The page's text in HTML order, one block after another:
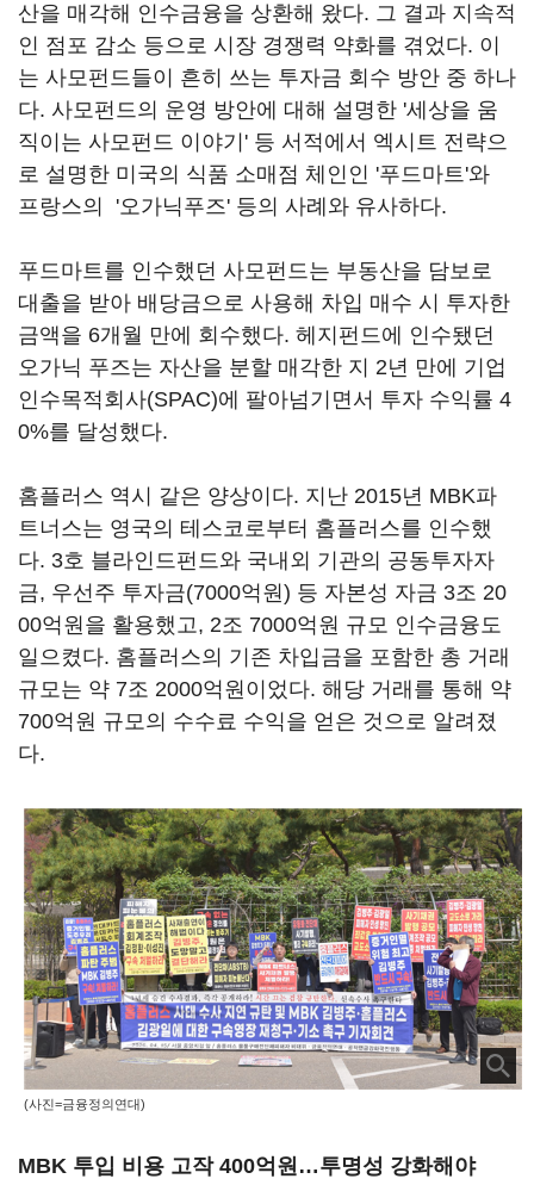
산을 매각해 인수금융을 상환해 왔다. 그 결과 지속적
인 점포 감소 등으로 시장 경쟁력 약화를 겪었다. 이
는 사모펀드들이 흔히 쓰는 투자금 회수 방안 중 하나
다. 사모펀드의 운영 방안에 대해 설명한 '세상을 움
직이는 사모펀드 이야기' 등 서적에서 엑시트 전략으
로 설명한 미국의 식품 소매점 체인인 '푸드마트'와
프랑스의 '오가닉푸즈' 등의 사례와 유사하다.
푸드마트를 인수했던 사모펀드는 부동산을 담보로
대출을 받아 배당금으로 사용해 차입 매수 시 투자한
금액을 6개월 만에 회수했다. 헤지펀드에 인수됐던
오가닉 푸즈는 자산을 분할 매각한 지 2년 만에 기업
인수목적회사(SPAC)에 팔아넘기면서 투자 수익률 4
0%를 달성했다.
홈플러스 역시 같은 양상이다. 지난 2015년 MBK파
트너스는 영국의 테스코로부터 홈플러스를 인수했
다. 3호 블라인드펀드와 국내외 기관의 공동투자자
금, 우선주 투자금(7000억원) 등 자본성 자금 3조 20
00억원을 활용했고, 2조 7000억원 규모 인수금융도
일으켰다. 홈플러스의 기존 차입금을 포함한 총 거래
규모는 약 7조 2000억원이었다. 해당 거래를 통해 약
700억원 규모의 수수료 수익을 얻은 것으로 알려졌
다.
(사진=금융정의연대)
MBK 투입 비용 고작 400억원…투명성 강화해야